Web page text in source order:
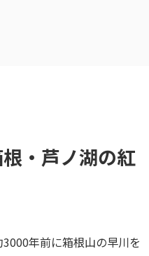
・芦ノ湖の紅
年前に箱根山の早川を